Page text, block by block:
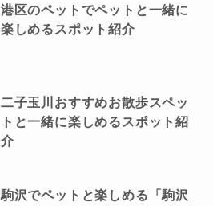
港区のペットでペットと一緒に
楽しめるスポット紹介
二子玉川おすすめお散歩スペッ
トと一緒に楽しめるスポット紹
介
駒沢でペットと楽しめる「駒沢